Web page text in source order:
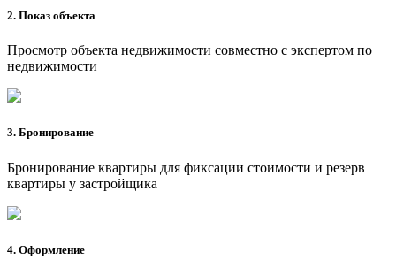
2. Показ объекта
Просмотр объекта недвижимости совместно с экспертом по
недвижимости
3. Бронирование
Бронирование квартиры для фиксации стоимости и резерв
квартиры у застройщика
4. Оформление